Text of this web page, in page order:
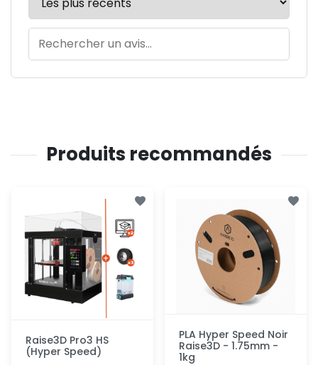
Produits recommandés
Raise3D Pro3 HS
(Hyper Speed)
PLA Hyper Speed Noir
Raise3D - 1.75mm -
1kg